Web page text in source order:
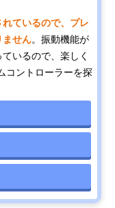
ているので、プレ
ません。振動機能が
いるので、楽しく
コントローラーを探